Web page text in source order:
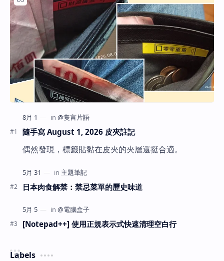
隨手寫 August 1, 2026 皮夾註記
偶然發現，標籤貼黏在皮夾的夾層還挺合適。
日本肉食解禁：禁忌菜單的歷史味道
[Notepad++] 使用正規表示式快速清理空白行
Labels